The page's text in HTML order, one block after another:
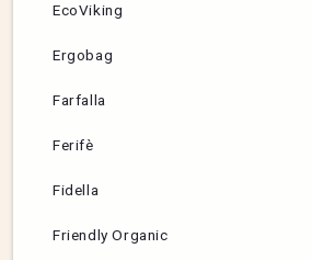
EcoViking
Ergobag
Farfalla
Ferifè
Fidella
Friendly Organic